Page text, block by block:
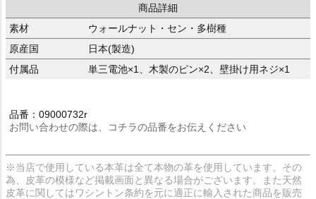
商品詳細
素材
ウォールナット・セン・多樹種
原産国
日本(製造)
付属品
単三電池×1、木製のピン×2、壁掛け用ネジ×1
品番：09000732r
お問い合わせの際は、コチラの品番をお伝えください
※当店で使用している本革は全て本物の革を使用しています。その
為、皮革の模様など掲載画面と異なる場合がございます。また天然
皮革に関してはワシントン条約を元に適正に輸入された商品を販売